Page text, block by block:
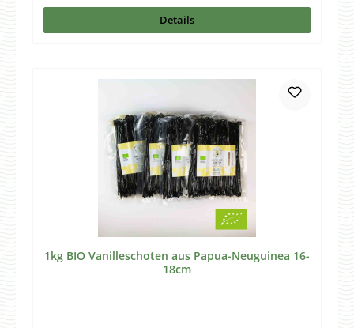
Details
1kg BIO Vanilleschoten aus Papua-Neuguinea 16-
18cm